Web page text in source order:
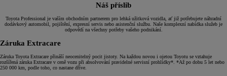
Náš příslib
Toyota Professional je vaším obchodním partnerem pro lehká užitková vozidla, ať již potřebujete náhradní
dodávkový automobil, pojištění, expresní servis nebo asistenční službu. Naše komplexní nabídka služeb je
odpovědí na všechny potřeby vašeho podnikání.
Záruka Extracare
Záruka Toyota Extracare přináší neocenitelný pocit jistoty. Na každou novou i ojetou Toyotu se vztahuje
rozšířená záruka Extracare v ceně vozu při absolvování pravidelné servisní prohlídky*. *Až po dobu 5 let nebo
250 000 km, podle toho, co nastane dříve.